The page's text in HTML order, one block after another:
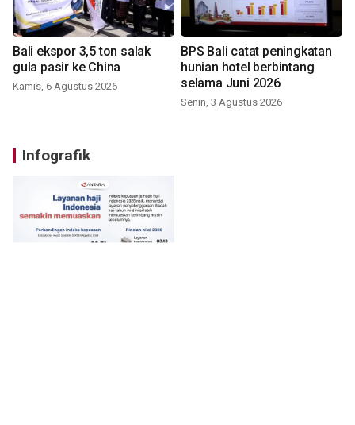
Bali ekspor 3,5 ton salak
gula pasir ke China
Kamis, 6 Agustus 2026
BPS Bali catat peningkatan
hunian hotel berbintang
selama Juni 2026
Senin, 3 Agustus 2026
Infografik